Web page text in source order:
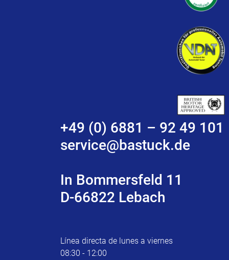
+49 (0) 6881 – 92 49 101
service@bastuck.de
In Bommersfeld 11
D-66822 Lebach
Línea directa de lunes a viernes
08:30 - 12:00